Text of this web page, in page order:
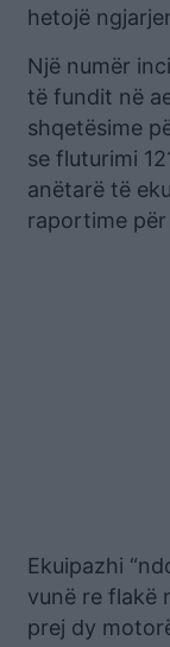
hetojë
Një numër
të fundit në
shqetësime
se fluturimi
anëtarë të
raportime për
Ekuipazhi
vunë re flakë
prej dy